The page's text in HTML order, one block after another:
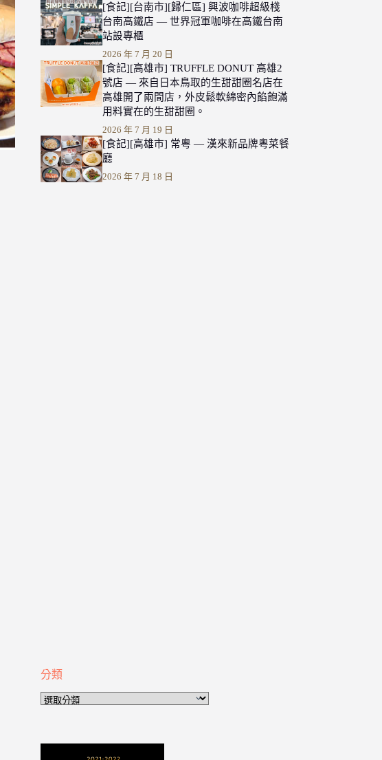
[食記][台南市][歸仁區] 興波咖啡超級棧
台南高鐵店 — 世界冠軍咖啡在高鐵台南
站設專櫃
2026 年 7 月 20 日
[食記][高雄市] TRUFFLE DONUT 高雄2
號店 — 來自日本鳥取的生甜甜圈名店在
高雄開了兩間店，外皮鬆軟綿密內餡飽滿
用料實在的生甜甜圈。
2026 年 7 月 19 日
[食記][高雄市] 常粵 — 漢來新品牌粵菜餐
廳
2026 年 7 月 18 日
分類
分